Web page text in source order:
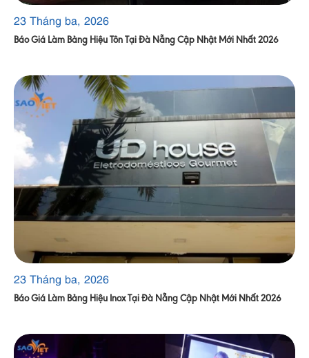
23 Tháng ba, 2026
Báo Giá Làm Bảng Hiệu Tôn Tại Đà Nẵng Cập Nhật Mới Nhất 2026
23 Tháng ba, 2026
Báo Giá Làm Bảng Hiệu Inox Tại Đà Nẵng Cập Nhật Mới Nhất 2026